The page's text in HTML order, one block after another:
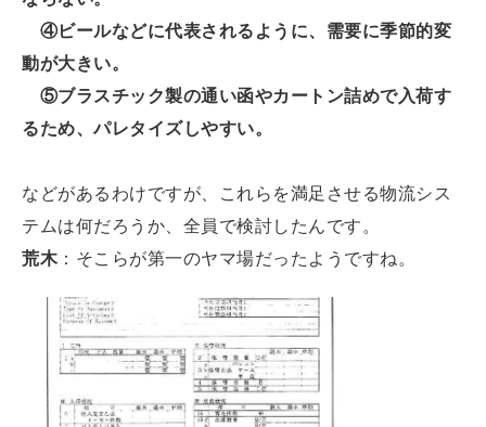
④ビールなどに代表されるように、需要に季節的変
動が大きい。
⑤ブラスチック製の通い函やカートン詰めで入荷す
るため、パレタイズしやすい。
などがあるわけですが、これらを満足させる物流シス
テムは何だろうか、全員で検討したんです。
荒木：そこらが第一のヤマ場だったようですね。